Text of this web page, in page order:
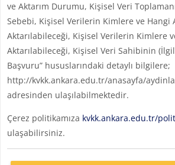
ve Aktarım Durumu, Kişisel Veri
Sebebi, Kişisel Verilerin Kimlere ve Hangi
Aktarılabileceği, Kişisel Verilerin Kimlere
Aktarılabileceği, Kişisel Veri Sahibinin
Başvuru” hususlarındaki detaylı bilgilere;
http://kvkk.ankara.edu.tr/anasayfa/
adresinden ulaşılabilmektedir.
Çerez politikamıza kvkk.ankara.edu.tr/
ulaşabilirsiniz.